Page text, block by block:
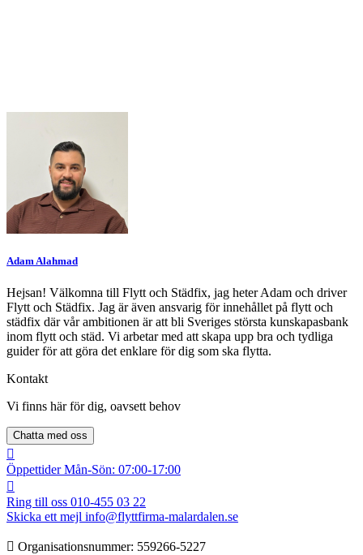
Adam Alahmad
Hejsan! Välkomna till Flytt och Städfix, jag heter Adam och driver
Flytt och Städfix. Jag är även ansvarig för innehållet på flytt och
städfix där vår ambitionen är att bli Sveriges största kunskapasbank
inom flytt och städ. Vi arbetar med att skapa upp bra och tydliga
guider för att göra det enklare för dig som ska flytta.
Kontakt
Vi finns här för dig, oavsett behov
Chatta med oss
ÖppettiderMån-Sön: 07:00-17:00
Ring till oss 010-455 03 22
Skicka ett mejl info@flyttfirma-malardalen.se
Organisationsnummer: ‍‍559266-5227